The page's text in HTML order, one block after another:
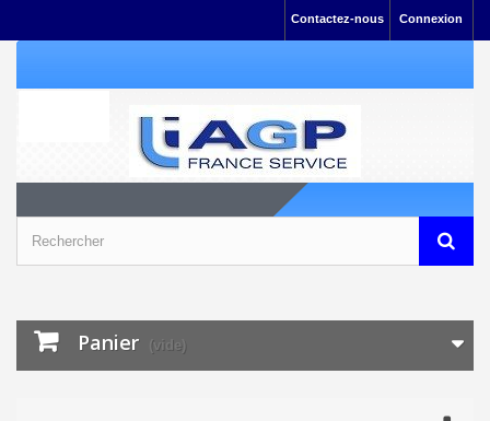
Connexion
Contactez-nous
Panier (vide)